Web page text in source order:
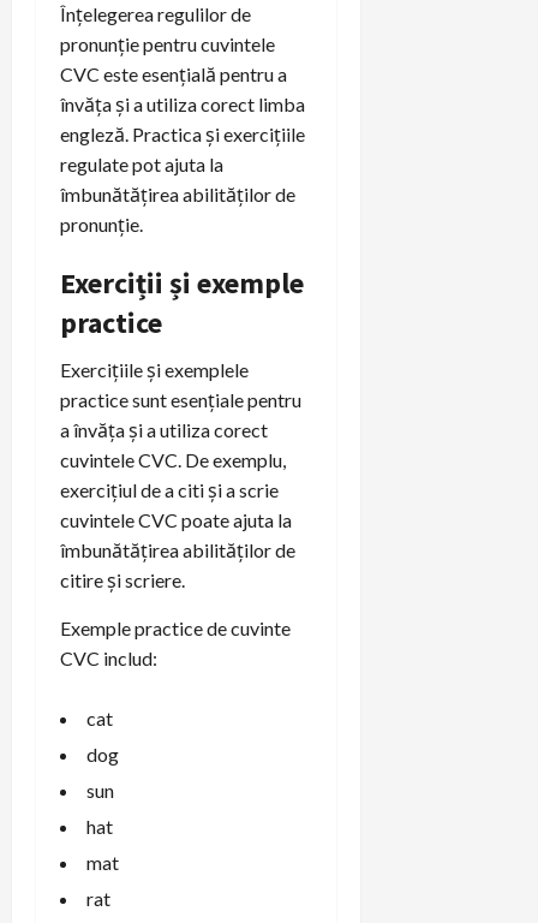
Înțelegerea regulilor de
pronunție pentru cuvintele
CVC este esențială pentru a
învăța și a utiliza corect limba
engleză. Practica și exercițiile
regulate pot ajuta la
îmbunătățirea abilităților de
pronunție.
Exerciții și exemple
practice
Exercițiile și exemplele
practice sunt esențiale pentru
a învăța și a utiliza corect
cuvintele CVC. De exemplu,
exercițiul de a citi și a scrie
cuvintele CVC poate ajuta la
îmbunătățirea abilităților de
citire și scriere.
Exemple practice de cuvinte
CVC includ:
cat
dog
sun
hat
mat
rat